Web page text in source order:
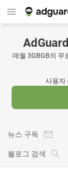
매월 3GBGB의 무
사용자
뉴스 구독
블로그 검색